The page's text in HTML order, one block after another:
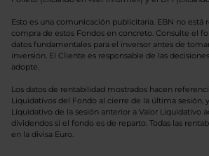
Esto es una comunicación publicitaria. EBN no está
compra de estos Fondos en concreto. Consulte el
datos fundamentales para el inversor antes de
inversión. El Cliente es responsable de las
adopte.
Los datos de rentabilidad mostrados hacen
Liquidativos del Fondo al cierre de la última sesión,
Liquidativo de la sesión anterior a Valor Liquidativo
dividendos si el fondo es de reparto. Todas las
en la divisa Euro.